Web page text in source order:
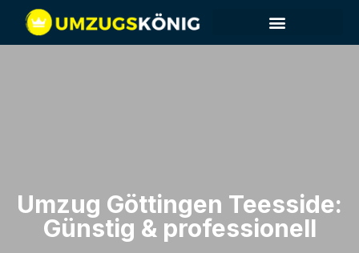
Umzug Göttingen​ Teesside:
Günstig & professionell​